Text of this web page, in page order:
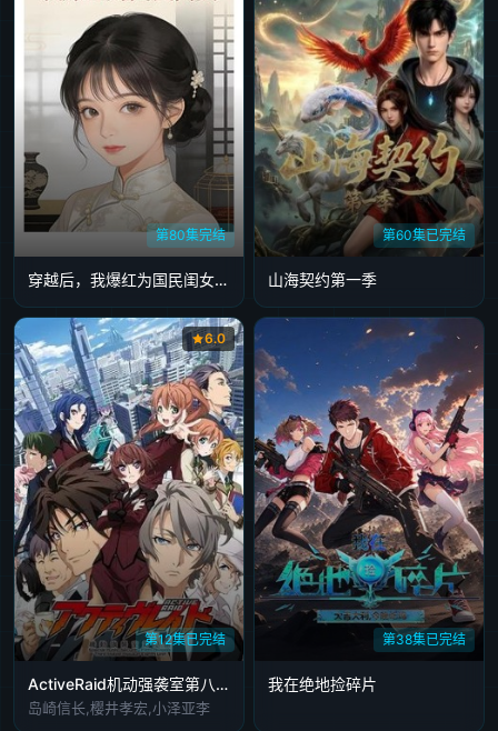
第80集完结
穿越后，我爆红为国民闺女第一季​
第60集已完结
山海契约第一季
第12集已完结
6.0
ActiveRaid机动强袭室第八组
岛崎信长,樱井孝宏,小泽亚李
第38集已完结
我在绝地捡碎片